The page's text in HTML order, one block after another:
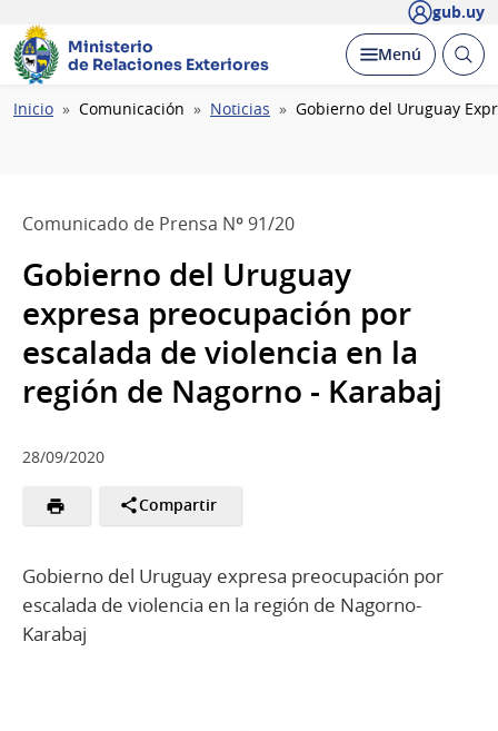
gub.uy
Ministerio
de Relaciones Exteriores
Desplegar
Menú Abrir
Ruta
Inicio Comunicación Noticias Gobierno del Uruguay
Comunicado de Prensa Nº 91/20
Gobierno del Uruguay
expresa preocupación por
escalada de violencia en la
región de Nagorno - Karabaj
28/09/2020
Compartir
Gobierno del Uruguay expresa preocupación por
escalada de violencia en la región de Nagorno-
Karabaj